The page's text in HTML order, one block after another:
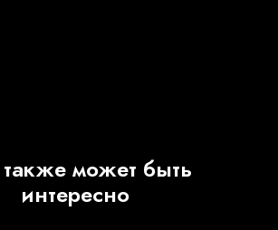
может быть
интересно